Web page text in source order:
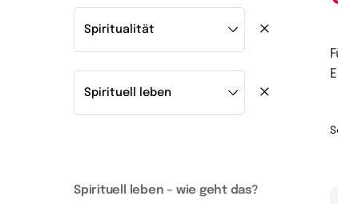
Spirituell leben – wie geht das?